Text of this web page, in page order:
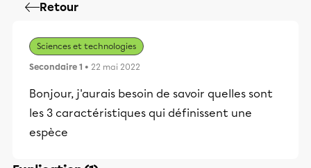
Retour
Sciences et technologies
Secondaire 1 • 22 mai 2022
Bonjour, j'aurais besoin de savoir quelles sont
les 3 caractéristiques qui définissent une
espèce